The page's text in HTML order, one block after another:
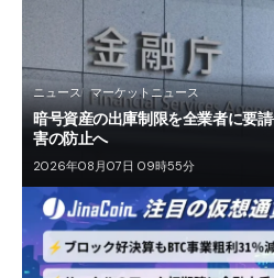
ニュース マーケットニュース
暗号資産の出庫制限を全業者に要
害の防止へ
2026年08月07日 09時55分